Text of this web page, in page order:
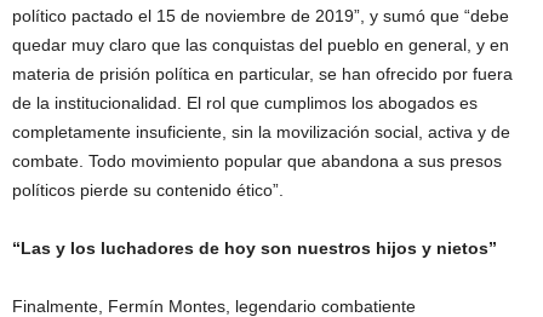
político pactado el 15 de noviembre de 2019”, y sumó que “debe
quedar muy claro que las conquistas del pueblo en general, y en
materia de prisión política en particular, se han ofrecido por fuera
de la institucionalidad. El rol que cumplimos los abogados es
completamente insuficiente, sin la movilización social, activa y de
combate. Todo movimiento popular que abandona a sus presos
políticos pierde su contenido ético”.
“Las y los luchadores de hoy son nuestros hijos y nietos”
Finalmente, Fermín Montes, legendario combatiente